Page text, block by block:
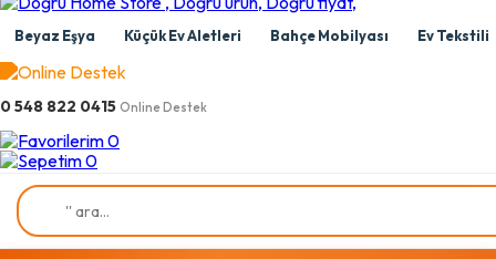
Beyaz Eşya Küçük Ev Aletleri Bahçe Mobilyası Ev Tekstili
0 548 822 0415 Online Destek
0
0